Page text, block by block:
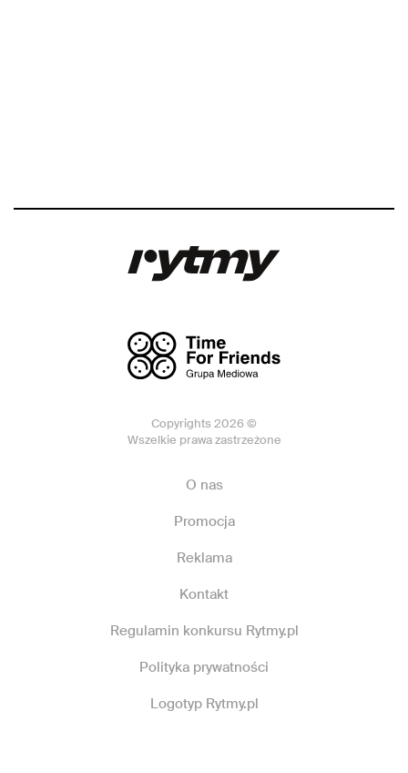
Copyrights 2026 ©
Wszelkie prawa zastrzeżone
O nas
Promocja
Reklama
Kontakt
Regulamin konkursu Rytmy.pl
Polityka prywatności
Logotyp Rytmy.pl